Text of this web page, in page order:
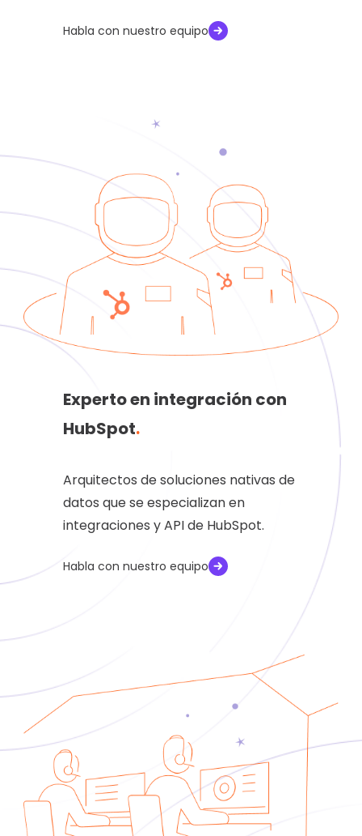
Habla con nuestro equipo
Experto en integración con
HubSpot.
Arquitectos de soluciones nativas de
datos que se especializan en
integraciones y API de HubSpot.
Habla con nuestro equipo